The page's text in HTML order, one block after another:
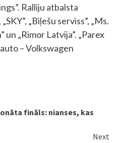
Ralliju atbalsta
„Biļešu serviss”, „Ms.
un „Rimor Latvija”. „Parex
– Volkswagen
fināls: nianses, kas
Next